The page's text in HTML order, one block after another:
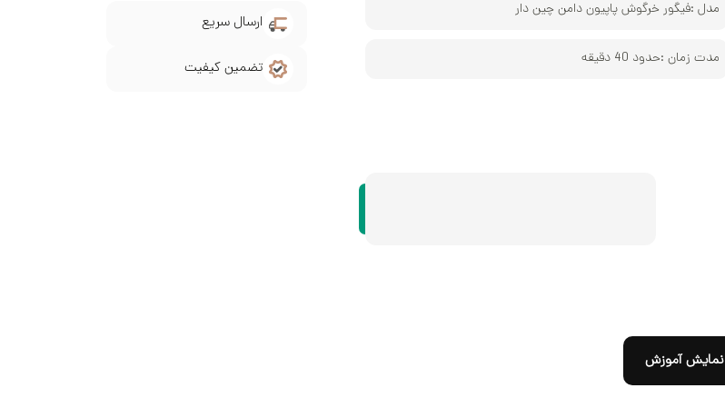
مدل :فیگور خرگوش پاپیون دامن چین دار
مدت زمان :حدود 40 دقیقه
نمایش آموزش
ارسال سریع
تضمین کیفیت